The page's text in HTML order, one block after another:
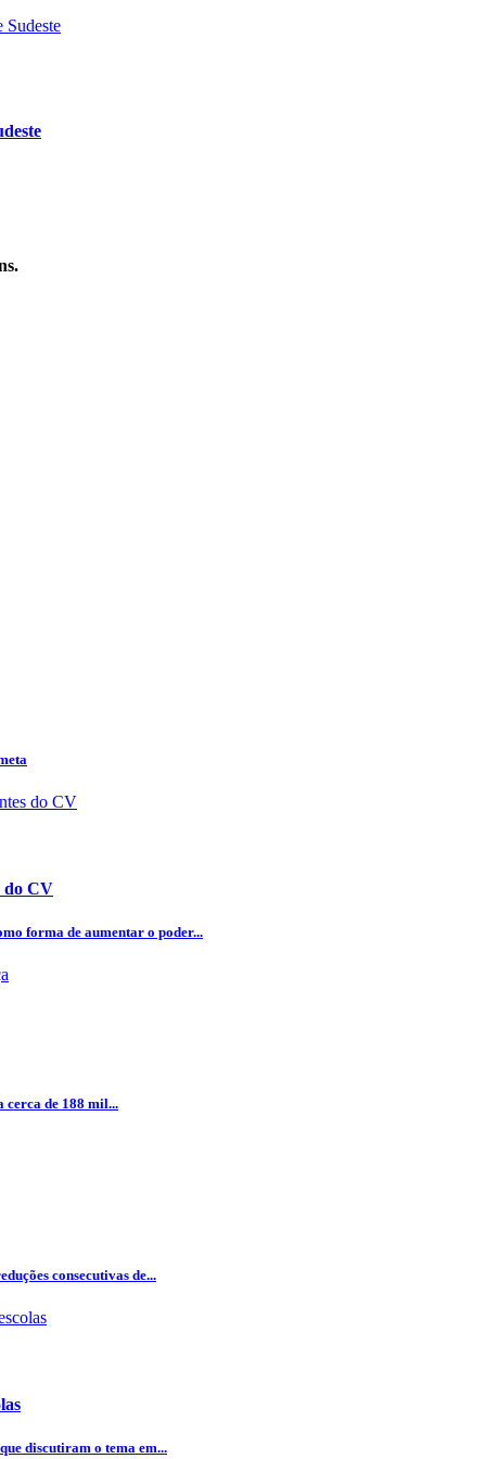
do CV
forma de aumentar o poder...
de 188 mil...
consecutivas de...
discutiram o tema em...